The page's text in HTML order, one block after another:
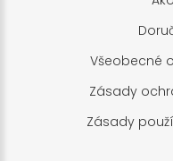
Všeobecné
Zásady
Zásady